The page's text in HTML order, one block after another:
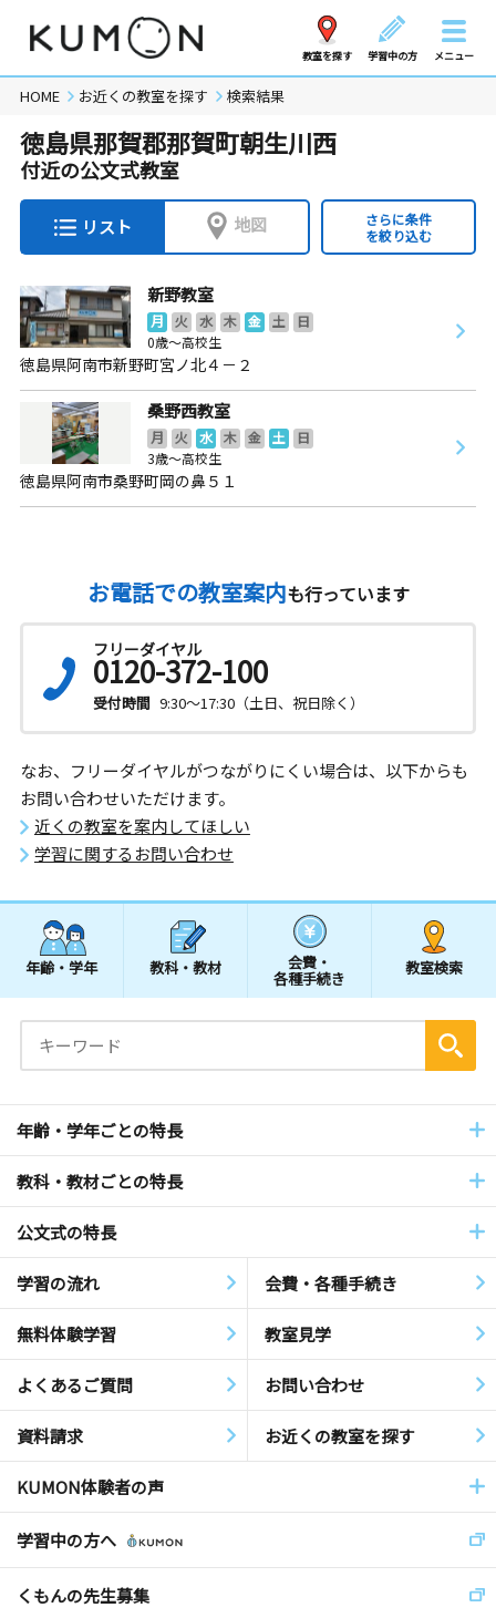
教室を探す 学習中の方 メニュー
HOME お近くの教室を探す 検索結果
徳島県那賀郡那賀町朝生川西
付近の公文式教室
リスト 地図
さらに条件
を絞り込む
新野教室
月 火 水 木 金 土
日
0歳～高校生
徳島県阿南市新野町宮ノ北４－２
桑野西教室
月 火 水 木 金 土
日
3歳～高校生
徳島県阿南市桑野町岡の鼻５１
お電話での教室案内も行っています
フリーダイヤル
0120-372-100
受付時間 9:30～17:30（土日、祝日除く）
なお、フリーダイヤルがつながりにくい場合は、以下からも
お問い合わせいただけます。
近くの教室を案内してほしい
学習に関するお問い合わせ
年齢・学年 教科・教材 会費・
各種手続き
教室検索
年齢・学年ごとの特長
教科・教材ごとの特長
公文式の特長
学習の流れ 会費・各種手続き
無料体験学習 教室見学
よくあるご質問 お問い合わせ
資料請求 お近くの教室を探す
KUMON体験者の声
学習中の方へ
くもんの先生募集